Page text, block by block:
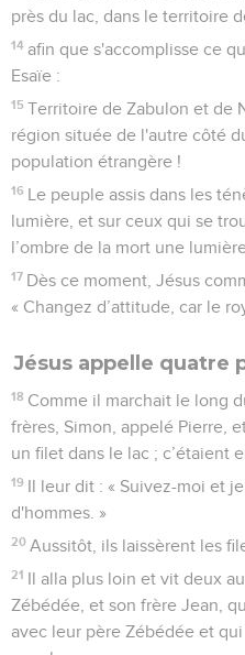
près du lac, dans le territoire
14 afin que s'accomplisse ce
Esaïe :
15 Territoire de Zabulon et de
région située de l'autre côté
population étrangère !
16 Le peuple assis dans les
lumière, et sur ceux qui se
l’ombre de la mort une
17 Dès ce moment, Jésus
« Changez d’attitude, car le
Jésus appelle quatre
18 Comme il marchait le long
frères, Simon, appelé Pierre,
un filet dans le lac ; c’étaient
19 Il leur dit : « Suivez-moi et
d'hommes. »
20 Aussitôt, ils laissèrent les
21 Il alla plus loin et vit deux
Zébédée, et son frère Jean,
avec leur père Zébédée et